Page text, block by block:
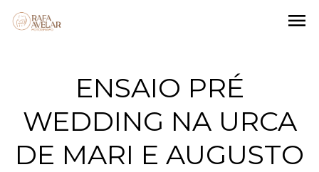
menu
ENSAIO PRÉ
WEDDING NA URCA
DE MARI E AUGUSTO